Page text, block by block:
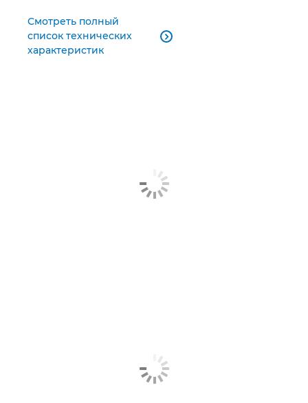
Смотреть полный
список технических
характеристик
